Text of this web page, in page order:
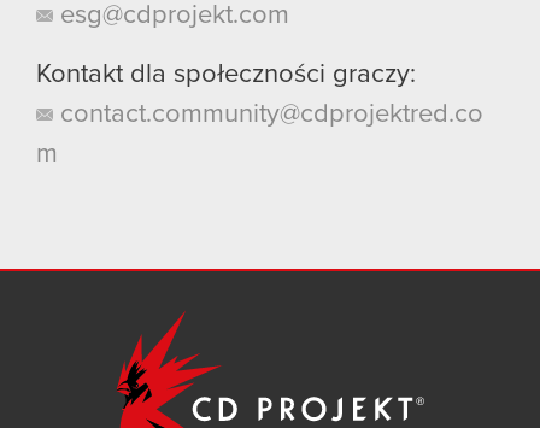
esg@cdprojekt.com
Kontakt dla społeczności graczy:
contact.community@cdprojektred.co
m